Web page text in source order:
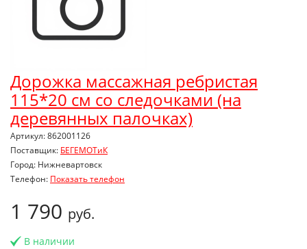
Дорожка массажная ребристая
115*20 см со следочками (на
деревянных палочках)
Артикул: 862001126
Поставщик: БЕГЕМОТиК
Город: Нижневартовск
Телефон: Показать телефон
1 790 руб.
В наличии